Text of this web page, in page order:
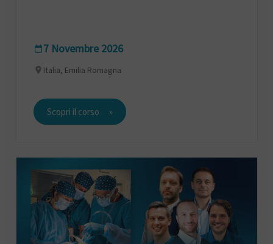
7 Novembre 2026
Italia, Emilia Romagna
Scopri il corso